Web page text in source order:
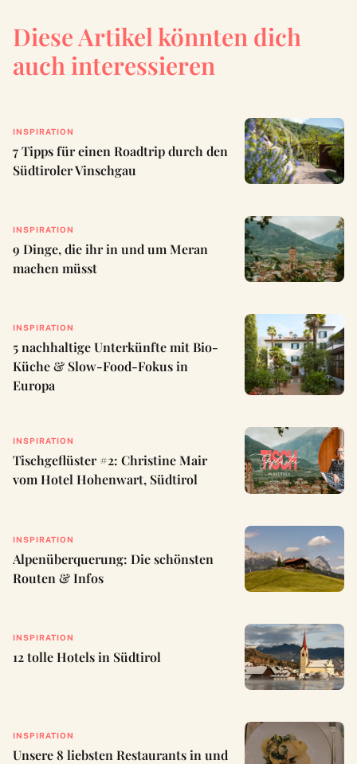
Diese Artikel könnten dich
auch interessieren
INSPIRATION
7 Tipps für einen Roadtrip durch den
Südtiroler Vinschgau
INSPIRATION
9 Dinge, die ihr in und um Meran
machen müsst
INSPIRATION
5 nachhaltige Unterkünfte mit Bio-
Küche & Slow-Food-Fokus in
Europa
INSPIRATION
Tischgeflüster #2: Christine Mair
vom Hotel Hohenwart, Südtirol
INSPIRATION
Alpenüberquerung: Die schönsten
Routen & Infos
INSPIRATION
12 tolle Hotels in Südtirol
INSPIRATION
Unsere 8 liebsten Restaurants in und